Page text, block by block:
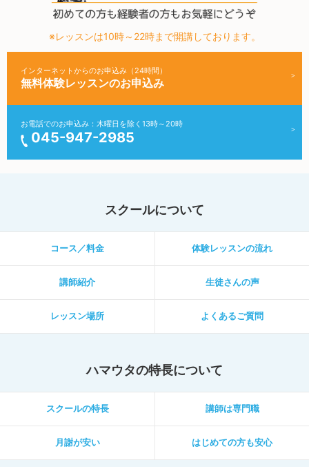
※レッスンは10時～22時まで開講しております。
インターネットからのお申込み（24時間）
無料体験レッスンのお申込み
お電話でのお申込み：木曜日を除く13時～20時
045-947-2985
スクールについて
コース／料金 体験レッスンの流れ
講師紹介 生徒さんの声
レッスン場所 よくあるご質問
ハマウタの特長について
スクールの特長 講師は専門職
月謝が安い はじめての方も安心